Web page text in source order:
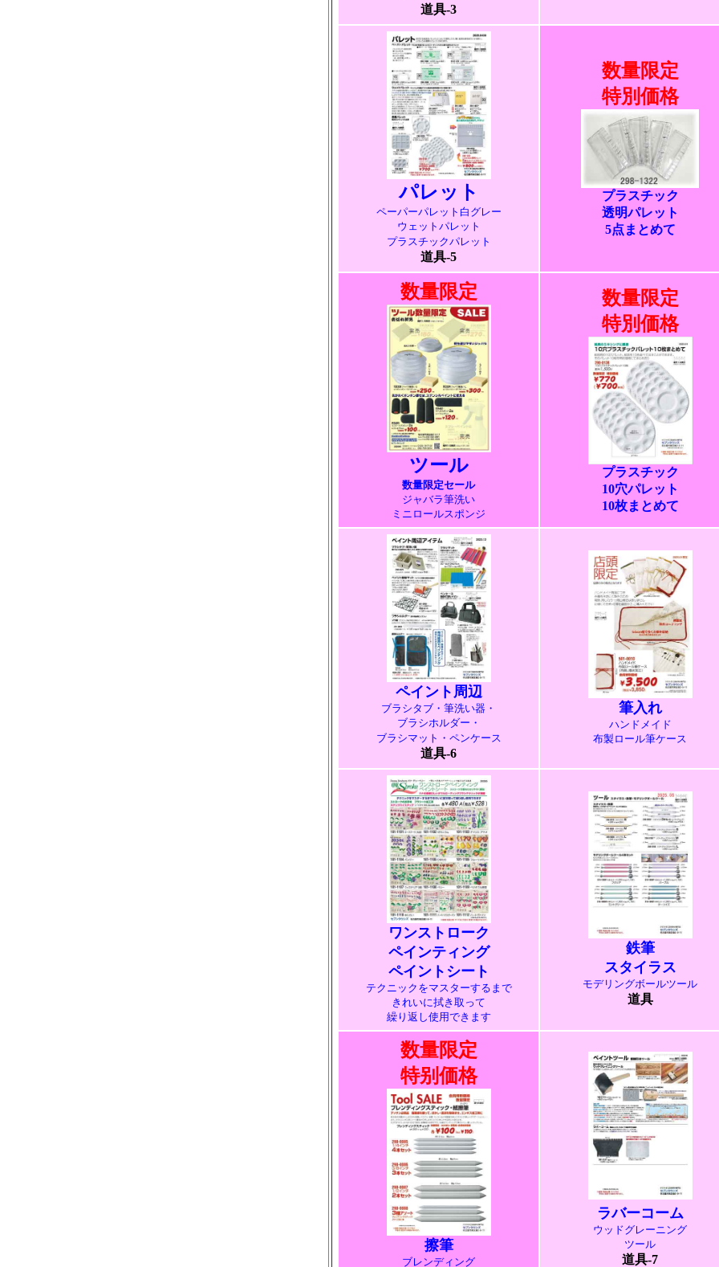
道具-3
パレット
ペーパーパレット白グレー
ウェットパレット
プラスチックパレット
道具-5
数量限定
特別価格
プラスチック
透明パレット
5点まとめて
数量限定
ツール
数量限定セール
ジャバラ筆洗い
ミニロールスポンジ
数量限定
特別価格
プラスチック
10穴パレット
10枚まとめて
ペイント周辺
ブラシタブ・筆洗い器・
ブラシホルダー・
ブラシマット・ペンケース
道具-6
筆入れ
ハンドメイド
布製ロール筆ケース
ワンストローク
ペインティング
ペイントシート
テクニックをマスターするまで
きれいに拭き取って
繰り返し使用できます
鉄筆
スタイラス
モデリングボールツール
道具
数量限定
特别価格
擦筆
ブレンディング
ラバーコーム
ウッドグレーニング
ツール
道具-7